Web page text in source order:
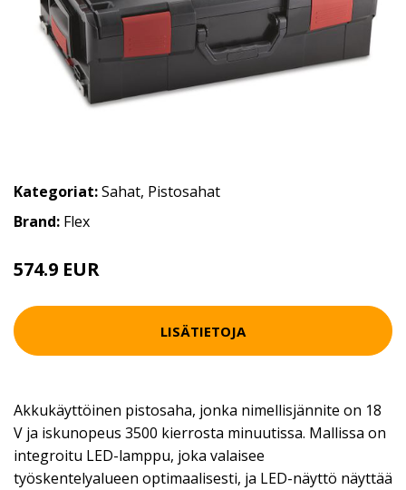
Kategoriat:Sahat, Pistosahat
Brand: Flex
574.9 EUR
LISÄTIETOJA
Akkukäyttöinen pistosaha, jonka nimellisjännite on 18
V ja iskunopeus 3500 kierrosta minuutissa. Mallissa on
integroitu LED-lamppu, joka valaisee
työskentelyalueen optimaalisesti, ja LED-näyttö näyttää